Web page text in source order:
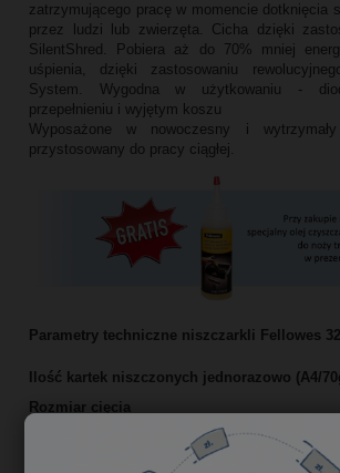
zatrzymującego pracę w momencie dotknięcia
przez ludzi lub zwierzęta. Cicha dzięki
SilentShred.
Pobiera aż do 70% mniej
uśpienia, dzięki zastosowaniu
System. Wygodna w użytkowaniu -
przepełnieniu i wyjętym koszu
Wyposażone w nowoczesny i
przystosowany do pracy ciągłej.
Parametry techniczne niszczarkli Fellowes
Ilość kartek niszczonych jednorazowo (A4/
Rozmiar cięcia
Poziom bezpieczeństwa DIN dokumenty
Poziom bezpieczeństwa DIN karty